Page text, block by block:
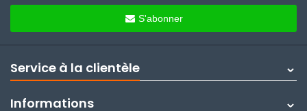
S'abonner
Service à la clientèle
Informations